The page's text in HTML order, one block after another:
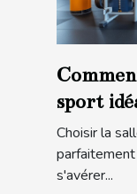
sport
fitness ?
Choisir la
s'avérer...